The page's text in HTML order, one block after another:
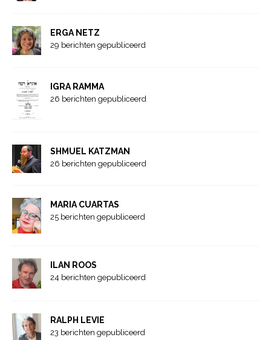
ERGA NETZ
29 berichten gepubliceerd
IGRA RAMMA
26 berichten gepubliceerd
SHMUEL KATZMAN
26 berichten gepubliceerd
MARIA CUARTAS
25 berichten gepubliceerd
ILAN ROOS
24 berichten gepubliceerd
RALPH LEVIE
23 berichten gepubliceerd